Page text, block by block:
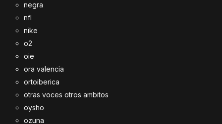
negra
nfl
nike
o2
oie
ora valencia
ortoiberica
otras voces otros ambitos
oysho
ozuna